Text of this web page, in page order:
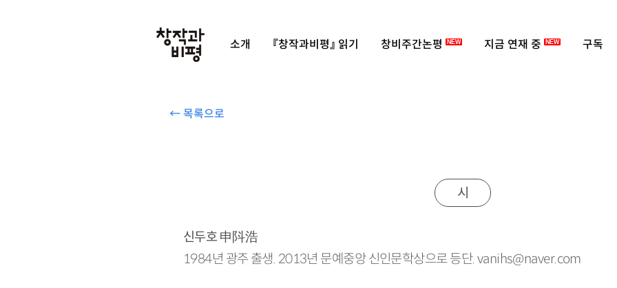
소개 『창작과비평』 읽기 창비주간논평 NEW 지금 연재 중 NEW 구독
← 목록으로
시
신두호 申阧浩
1984년 광주 출생. 2013년 문예중앙 신인문학상으로 등단. vanihs@naver.com